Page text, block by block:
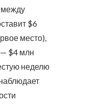
$6
место),
— $4 млн
неделю